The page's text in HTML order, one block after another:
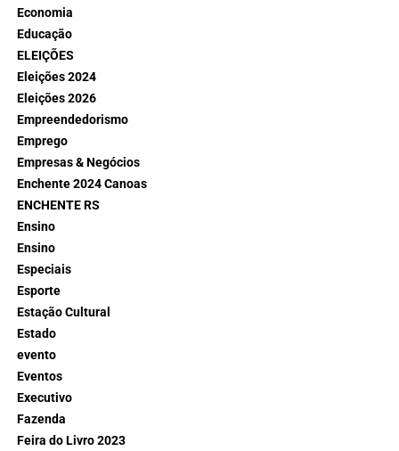
Economia
Educação
ELEIÇÕES
Eleições 2024
Eleições 2026
Empreendedorismo
Emprego
Empresas & Negócios
Enchente 2024 Canoas
ENCHENTE RS
Ensino
Ensino
Especiais
Esporte
Estação Cultural
Estado
evento
Eventos
Executivo
Fazenda
Feira do Livro 2023